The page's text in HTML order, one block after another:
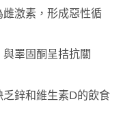
激素，形成惡性循
睪固酮呈拮抗關
鋅和維生素D的飲食